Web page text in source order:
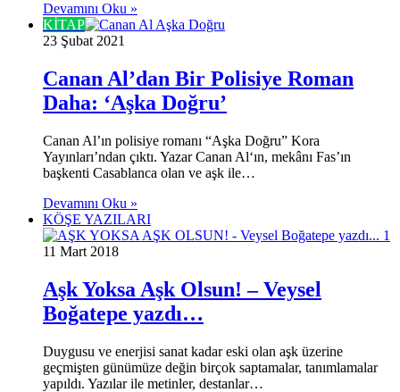
Devamını Oku »
KİTAP
23 Şubat 2021
Canan Al’dan Bir Polisiye Roman
Daha: ‘Aşka Doğru’
Canan Al’ın polisiye romanı “Aşka Doğru” Kora
Yayınları’ndan çıktı. Yazar Canan Al‘ın, mekânı Fas’ın
başkenti Casablanca olan ve aşk ile…
Devamını Oku »
KÖŞE YAZILARI
11 Mart 2018
Aşk Yoksa Aşk Olsun! – Veysel
Boğatepe yazdı…
Duygusu ve enerjisi sanat kadar eski olan aşk üzerine
geçmişten günümüze değin birçok saptamalar, tanımlamalar
yapıldı. Yazılar ile metinler, destanlar…